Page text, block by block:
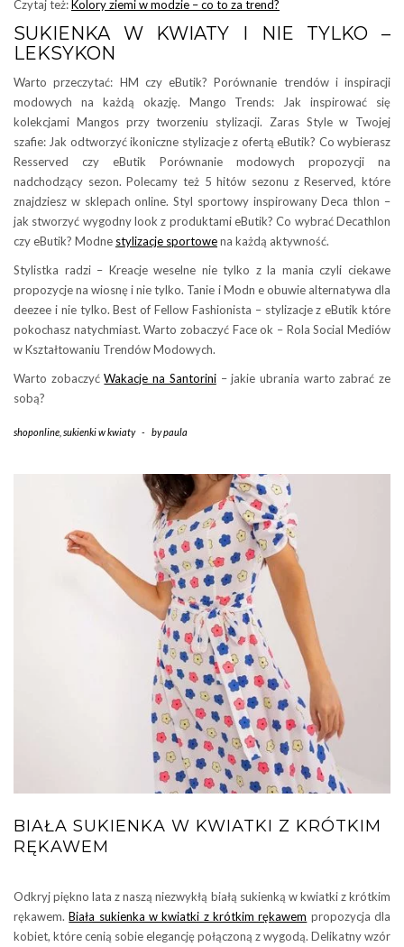
Czytaj też:Kolory ziemi w modzie – co to za trend?
SUKIENKA W KWIATY I NIE TYLKO –
LEKSYKON
Warto przeczytać: HM czy eButik? Porównanie trendów i inspiracji
modowych na każdą okazję. Mango Trends: Jak inspirować się
kolekcjami Mangos przy tworzeniu stylizacji. Zaras Style w Twojej
szafie: Jak odtworzyć ikoniczne stylizacje z ofertą eButik? Co wybierasz
Resserved czy eButik Porównanie modowych propozycji na
nadchodzący sezon. Polecamy też 5 hitów sezonu z Reserved, które
znajdziesz w sklepach online. Styl sportowy inspirowany Deca thlon –
jak stworzyć wygodny look z produktami eButik? Co wybrać Decathlon
czy eButik? Modne stylizacje sportowena każdą aktywność.
Stylistka radzi – Kreacje weselne nie tylko z la mania czyli ciekawe
propozycje na wiosnę i nie tylko. Tanie i Modn e obuwie alternatywa dla
deezee i nie tylko. Best of Fellow Fashionista – stylizacje z eButik które
pokochasz natychmiast. Warto zobaczyć Face ok – Rola Social Mediów
w Kształtowaniu Trendów Modowych.
Warto zobaczyćWakacje na Santorini– jakie ubrania warto zabrać ze
sobą?
shoponline sukienki w kwiaty - bypaula
BIAŁA SUKIENKA W KWIATKI Z KRÓTKIM
RĘKAWEM
Odkryj piękno lata z naszą niezwykłą białą sukienką w kwiatki z krótkim
rękawem.Biała sukienka w kwiatki z krótkim rękawem propozycja dla
kobiet, które cenią sobie elegancję połączoną z wygodą. Delikatny wzór